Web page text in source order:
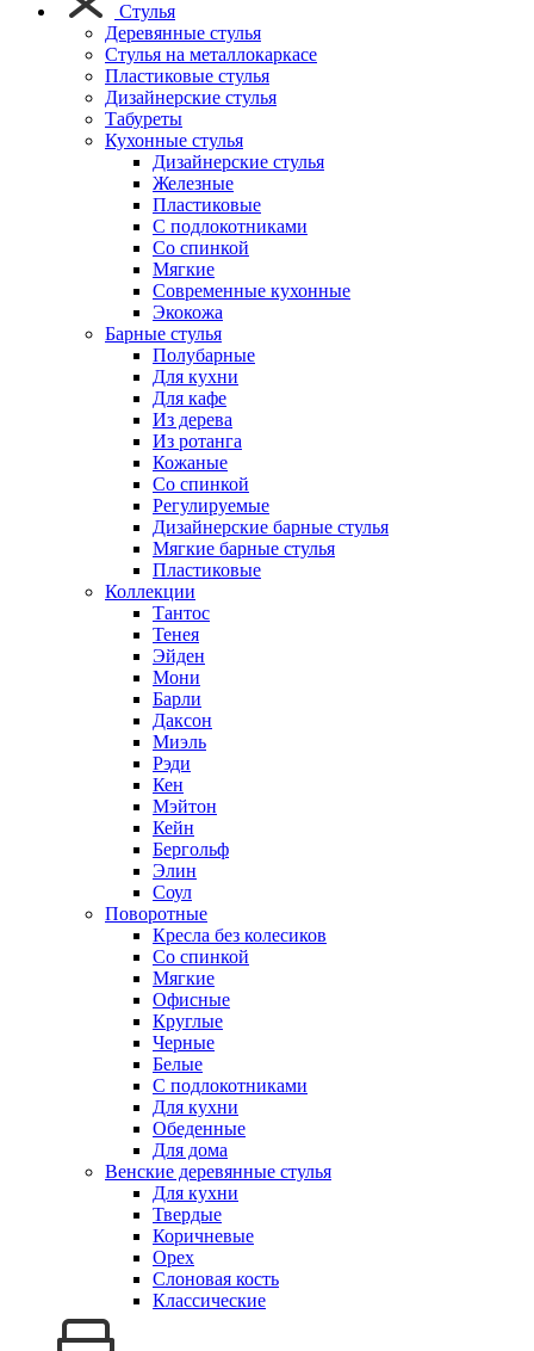
Стулья
Деревянные стулья
Стулья на металлокаркасе
Пластиковые стулья
Дизайнерские стулья
Табуреты
Кухонные стулья
Дизайнерские стулья
Железные
Пластиковые
С подлокотниками
Со спинкой
Мягкие
Современные кухонные
Экокожа
Барные стулья
Полубарные
Для кухни
Для кафе
Из дерева
Из ротанга
Кожаные
Со спинкой
Регулируемые
Дизайнерские барные стулья
Мягкие барные стулья
Пластиковые
Коллекции
Тантос
Тенея
Эйден
Мони
Барли
Даксон
Миэль
Рэди
Кен
Мэйтон
Кейн
Бергольф
Элин
Соул
Поворотные
Кресла без колесиков
Со спинкой
Мягкие
Офисные
Круглые
Черные
Белые
С подлокотниками
Для кухни
Обеденные
Для дома
Венские деревянные стулья
Для кухни
Твердые
Коричневые
Орех
Слоновая кость
Классические